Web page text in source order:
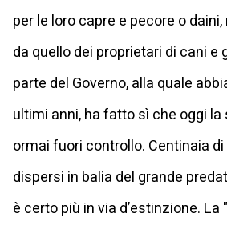
per le loro capre e pecore o
da quello dei proprietari di cani e
parte del Governo, alla quale
ultimi anni, ha fatto sì che oggi
ormai fuori controllo. Centinaia
dispersi in balia del grande
è certo più in via d’estinzione.